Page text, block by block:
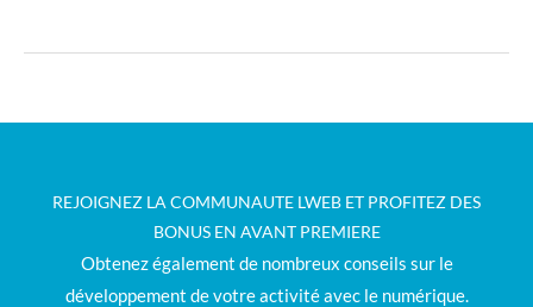
créer
REJOIGNEZ LA COMMUNAUTE LWEB ET PROFITEZ DES
BONUS EN AVANT PREMIERE
Obtenez également de nombreux conseils sur le
développement de votre activité avec le numérique.